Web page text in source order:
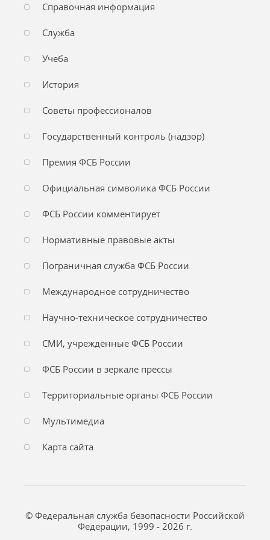
Справочная информация
Служба
Учеба
История
Советы профессионалов
Государственный контроль (надзор)
Премия ФСБ России
Официальная символика ФСБ России
ФСБ России комментирует
Нормативные правовые акты
Пограничная служба ФСБ России
Международное сотрудничество
Научно-техническое сотрудничество
СМИ, учреждённые ФСБ России
ФСБ России в зеркале прессы
Территориальные органы ФСБ России
Мультимедиа
Карта сайта
© Федеральная служба безопасности Российской
Федерации, 1999 - 2026 г.